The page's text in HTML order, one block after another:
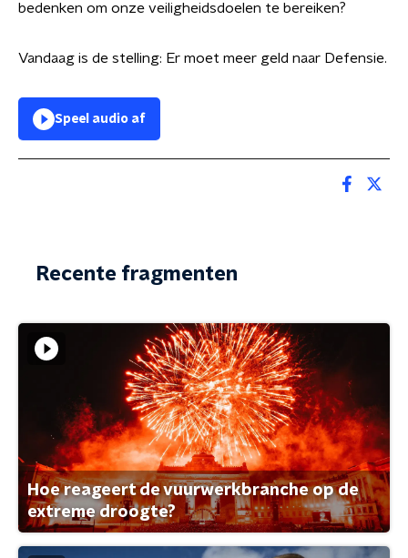
bedenken om onze veiligheidsdoelen te bereiken?
Vandaag is de stelling: Er moet meer geld naar Defensie.
Speel audio af
Recente fragmenten
Hoe reageert de vuurwerkbranche op de
extreme droogte?